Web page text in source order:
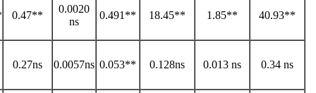
0.47**
0.0020
ns
0.491** 18.45** 1.85** 40.93**
0.27ns 0.0057ns 0.053** 0.128ns 0.013 ns 0.34 ns